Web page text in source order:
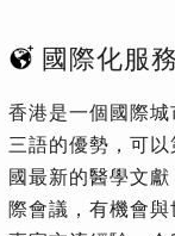
國際化服務
香港是一個國際
三語的優勢，可
國最新的醫學文
際會議，有機會